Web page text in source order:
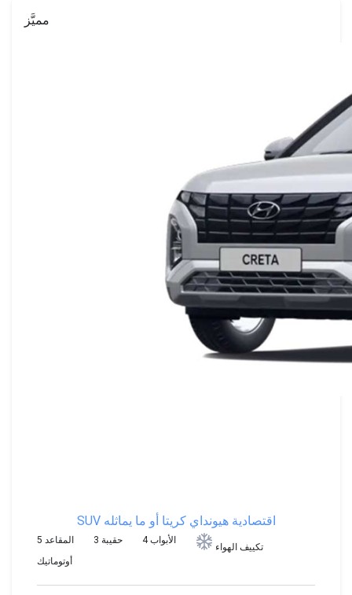
مميَّز
SUV اقتصاديةهيونداي كريتا أو ما يماثله
5 المقاعد 3 حقيبة 4 الأبواب
تكييف الهواء
أوتوماتيك